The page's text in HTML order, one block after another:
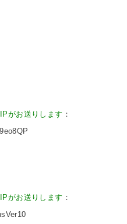
がお送りします ：
がお送りします ：